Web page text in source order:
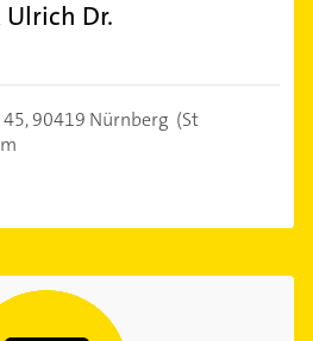
Dr.
90419 Nürnberg (St